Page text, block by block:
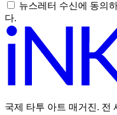
뉴스레터 수신에 동의
다.
국제 타투 아트 매거진. 전